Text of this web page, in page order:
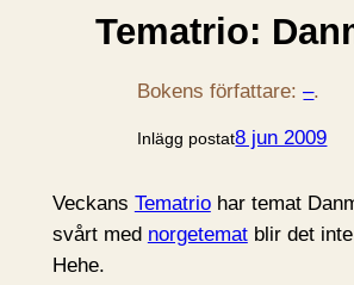
Tematrio:
Bokens författare:–.
Inlägg postat8 jun 2009
Veckans Tematriohar temat
svårt med norgetematblir det
Hehe.